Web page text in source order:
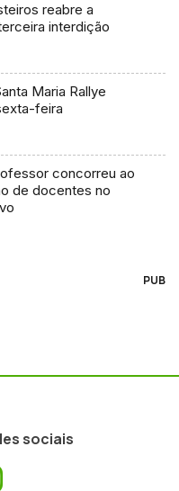
reabre a
interdição
Maria Rallye
feira
concorreu ao
de docentes no
PUB
sociais